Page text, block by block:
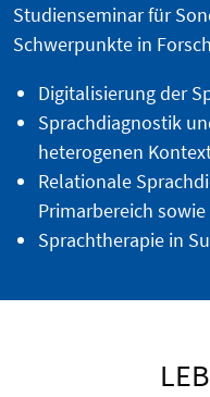
Studienseminar für
Schwerpunkte in
Digitalisierung der
Sprachdiagnostik
heterogenen
Relationale
Primarbereich sowie
Sprachtherapie in